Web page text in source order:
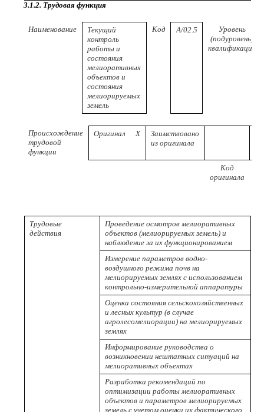
3.1.2. Трудовая функция
Наименование
Текущий
контроль
работы и
состояния
мелиоративных
объектов и
состояния
мелиорируемых
земель
Код A/02.5
Уровень
(подуровень)
квалификации
Происхождение
трудовой
функции
Оригинал X
Заимствовано
из оригинала
Код
оригинала
Трудовые
действия
Проведение осмотров мелиоративных
объектов (мелиорируемых земель) и
наблюдение за их функционированием
Измерение параметров водно-
воздушного режима почв на
мелиорируемых землях с использованием
контрольно-измерительной аппаратуры
Оценка состояния сельскохозяйственных
и лесных культур (в случае
агролесомелиорации) на мелиорируемых
землях
Информирование руководства о
возникновении нештатных ситуаций на
мелиоративных объектах
Разработка рекомендаций по
оптимизации работы мелиоративных
объектов и параметров мелиорируемых
земель с учетом оценки их фактического